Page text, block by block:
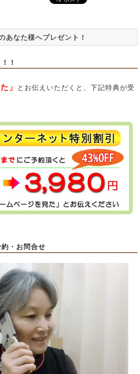
あなた様へプレゼント！
！
」
とお伝えいただくと、下記特典が受
・お問合せ